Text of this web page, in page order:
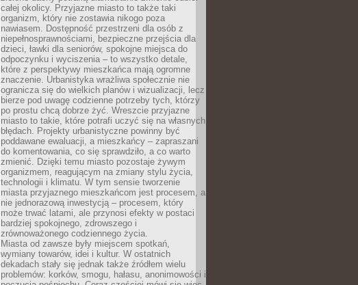
całej okolicy. Przyjazne miasto to także taki
organizm, który nie zostawia nikogo poza
nawiasem. Dostępność przestrzeni dla osób z
niepełnosprawnościami, bezpieczne przejścia dla
dzieci, ławki dla seniorów, spokojne miejsca do
odpoczynku i wyciszenia – to wszystko detale,
które z perspektywy mieszkańca mają ogromne
znaczenie. Urbanistyka wrażliwa społecznie nie
ogranicza się do wielkich planów i wizualizacji, lecz
bierze pod uwagę codzienne potrzeby tych, którzy
po prostu chcą dobrze żyć. Wreszcie przyjazne
miasto to takie, które potrafi uczyć się na własnych
błędach. Projekty urbanistyczne powinny być
poddawane ewaluacji, a mieszkańcy – zapraszani
do komentowania, co się sprawdziło, a co warto
zmienić. Dzięki temu miasto pozostaje żywym
organizmem, reagującym na zmiany stylu życia,
technologii i klimatu. W tym sensie tworzenie
miasta przyjaznego mieszkańcom jest procesem, a
nie jednorazową inwestycją – procesem, który
może trwać latami, ale przynosi efekty w postaci
bardziej spokojnego, zdrowszego i
zrównoważonego codziennego życia.
Miasta od zawsze były miejscem spotkań,
wymiany towarów, idei i kultur. W ostatnich
dekadach stały się jednak także źródłem wielu
problemów: korków, smogu, hałasu, anonimowości i